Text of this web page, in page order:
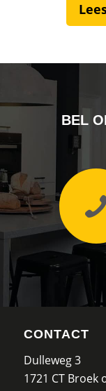
BEL
CONTACT
Dulleweg 3
1721 CT Broek